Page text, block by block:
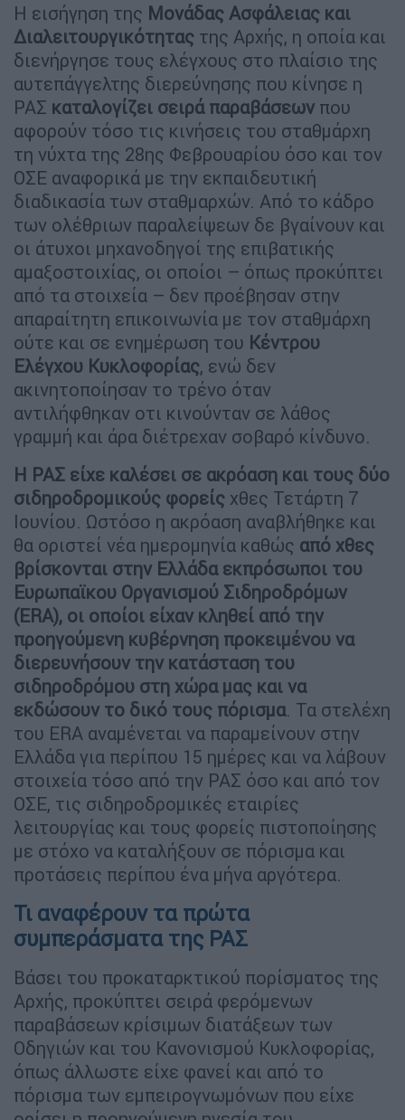
Η εισήγηση της Μονάδας Ασφάλειας και
Διαλειτουργικότητας της Αρχής, η οποία και
διενήργησε τους ελέγχους στο πλαίσιο της
αυτεπάγγελτης διερεύνησης που κίνησε η
ΡΑΣ καταλογίζει σειρά παραβάσεων που
αφορούν τόσο τις κινήσεις του σταθμάρχη
τη νύχτα της 28ης Φεβρουαρίου όσο και τον
ΟΣΕ αναφορικά με την εκπαιδευτική
διαδικασία των σταθμαρχών. Από το κάδρο
των ολέθριων παραλείψεων δε βγαίνουν και
οι άτυχοι μηχανοδηγοί της επιβατικής
αμαξοστοιχίας, οι οποίοι – όπως προκύπτει
από τα στοιχεία – δεν προέβησαν στην
απαραίτητη επικοινωνία με τον σταθμάρχη
ούτε και σε ενημέρωση του Κέντρου
Ελέγχου Κυκλοφορίας, ενώ δεν
ακινητοποίησαν το τρένο όταν
αντιλήφθηκαν οτι κινούνταν σε λάθος
γραμμή και άρα διέτρεχαν σοβαρό κίνδυνο.
Η ΡΑΣ είχε καλέσει σε ακρόαση και τους δύο
σιδηροδρομικούς φορείς χθες Τετάρτη 7
Ιουνίου. Ωστόσο η ακρόαση αναβλήθηκε και
θα οριστεί νέα ημερομηνία καθώς από χθες
βρίσκονται στην Ελλάδα εκπρόσωποι του
Ευρωπαϊκου Οργανισμού Σιδηροδρόμων
(ERA), οι οποίοι είχαν κληθεί από την
προηγούμενη κυβέρνηση προκειμένου να
διερευνήσουν την κατάσταση του
σιδηροδρόμου στη χώρα μας και να
εκδώσουν το δικό τους πόρισμα. Τα στελέχη
του ERA αναμένεται να παραμείνουν στην
Ελλάδα για περίπου 15 ημέρες και να λάβουν
στοιχεία τόσο από την ΡΑΣ όσο και από τον
ΟΣΕ, τις σιδηροδρομικές εταιρίες
λειτουργίας και τους φορείς πιστοποίησης
με στόχο να καταλήξουν σε πόρισμα και
προτάσεις περίπου ένα μήνα αργότερα.
Τι αναφέρουν τα πρώτα
συμπεράσματα της ΡΑΣ
Βάσει του προκαταρκτικού πορίσματος της
Αρχής, προκύπτει σειρά φερόμενων
παραβάσεων κρίσιμων διατάξεων των
Οδηγιών και του Κανονισμού Κυκλοφορίας,
όπως άλλωστε είχε φανεί και από το
πόρισμα των εμπειρογνωμόνων που είχε